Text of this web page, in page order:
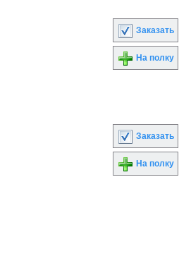
Заказать
На полку
Заказать
На полку